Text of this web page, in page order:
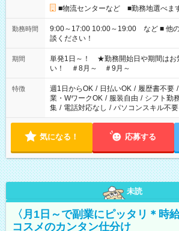
■物流センターなど ■勤務地選べま
勤務時間
9:00～17:00 10:00～19:00 など ■ 他の時間帯もお気軽にご相
談ください！
期間
単発1日～！ ★勤務開始日や期間はお
い！ ＃8月～ ＃9月～
特徴 週1日からOK / 日払いOK / 履歴書不要 /
業・WワークOK / 服装自由 / シフト勤
集 / 電話対応なし / パソコンスキル不要
気になる！ 応募する
未読
〈月1日～で副業にピッタリ＊時
コスメのカンタン仕分け